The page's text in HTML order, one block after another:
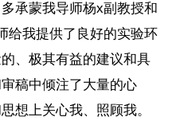
承蒙我导师杨x副教授和
给我提供了良好的实验环
、极其有益的建议和具
稿中倾注了大量的心
想上关心我、照顾我。